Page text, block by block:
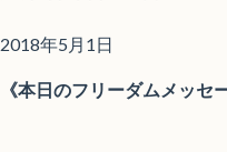
2018年5月1日
《本日のフリーダムメッ